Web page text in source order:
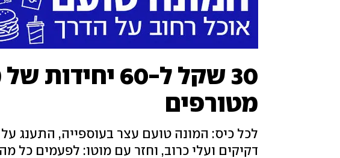
30 שקל ל-60
מטורפים
לכל כיס: המונה טועם עצר בעוספייה, התענג
דקיקים ועלי כרוב, וחזר עם מוטו: לפעמים כל